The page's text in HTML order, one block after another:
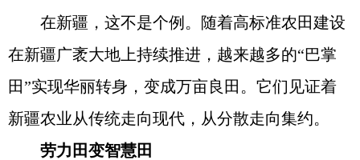
在新疆，这不是个例。随着高标准农田建设
在新疆广袤大地上持续推进，越来越多的“巴掌
田”实现华丽转身，变成万亩良田。它们见证着
新疆农业从传统走向现代，从分散走向集约。
劳力田变智慧田